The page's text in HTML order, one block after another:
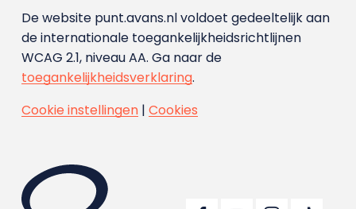
De website punt.avans.nl voldoet gedeeltelijk aan
de internationale toegankelijkheidsrichtlijnen
WCAG 2.1, niveau AA. Ga naar de
toegankelijkheidsverklaring.
Cookie instellingen| Cookies